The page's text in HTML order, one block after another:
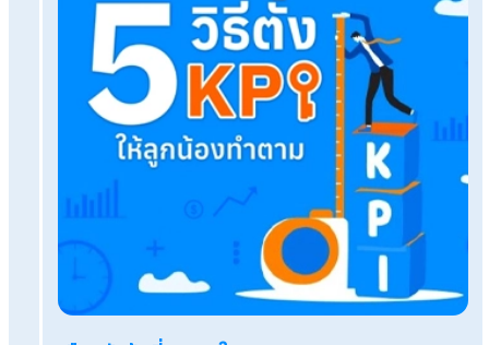
เคล็ดไม่ลับ รวมเทคนิคตอบคำถามสัมภาษณ์งานยังไ
HR